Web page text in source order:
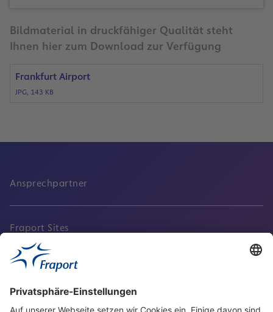
Bildmaterial in druckfähiger Qualität steht
Ihnen hier zum Download zur Verfügung
Frankfurt Airport
JPG, 143 KB
Ansprechpartner
Fraport Sites
Aktuell